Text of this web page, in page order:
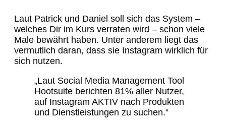
Laut Patrick und Daniel soll sich das System –
welches Dir im Kurs verraten wird – schon viele
Male bewährt haben. Unter anderem liegt das
vermutlich daran, dass sie Instagram wirklich für
sich nutzen.
„Laut Social Media Management Tool
Hootsuite berichten 81% aller Nutzer,
auf Instagram AKTIV nach Produkten
und Dienstleistungen zu suchen.“